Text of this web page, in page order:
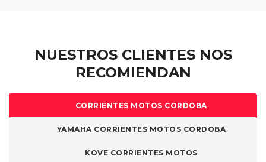
NUESTROS CLIENTES NOS
RECOMIENDAN
CORRIENTES MOTOS CORDOBA
YAMAHA CORRIENTES MOTOS CORDOBA
KOVE CORRIENTES MOTOS